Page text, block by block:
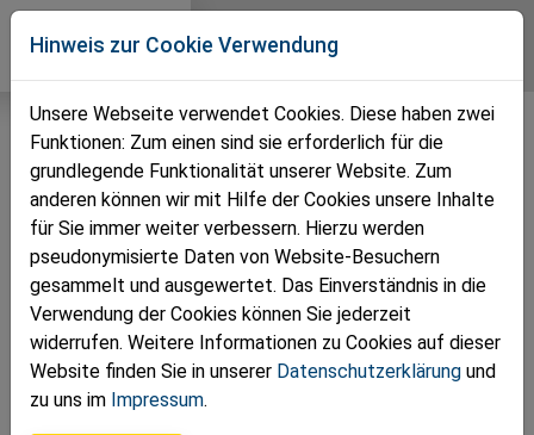
Direkt zur Hauptnavigation springen
Direkt zum Inhalt springen
Zur Unternavigation springen
Hinweis zur Cookie Verwendung
Unsere Webseite verwendet Cookies. Diese haben zwei
Funktionen: Zum einen sind sie erforderlich für die
grundlegende Funktionalität unserer Website. Zum
anderen können wir mit Hilfe der Cookies unsere Inhalte
für Sie immer weiter verbessern. Hierzu werden
pseudonymisierte Daten von Website-Besuchern
gesammelt und ausgewertet. Das Einverständnis in die
Verwendung der Cookies können Sie jederzeit
widerrufen. Weitere Informationen zu Cookies auf dieser
Website finden Sie in unserer Datenschutzerklärung und
zu uns im Impressum.